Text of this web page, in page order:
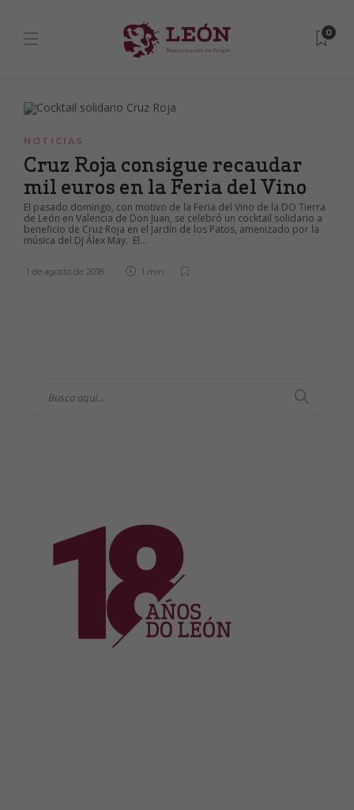
0
NOTICIAS
Cruz Roja consigue recaudar
mil euros en la Feria del Vino
El pasado domingo, con motivo de la Feria del Vino de la DO Tierra
de León en Valencia de Don Juan, se celebró un cocktail solidario a
beneficio de Cruz Roja en el Jardín de los Patos, amenizado por la
música del DJ Álex May. El...
1 de agosto de 2018 1 min